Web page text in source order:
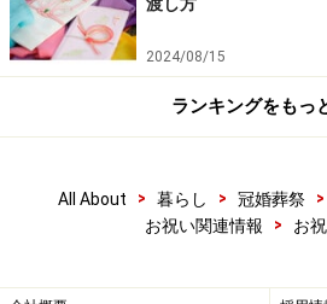
2024/08/15
ランキングをもっ
All About > 暮らし > 冠婚葬祭 >
お祝い関連情報
> お